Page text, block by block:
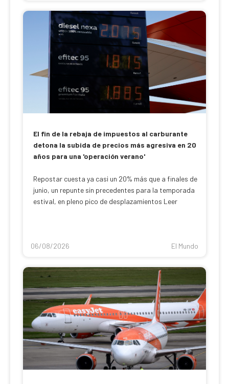
El fin de la rebaja de impuestos al carburante
detona la subida de precios más agresiva en 20
años para una 'operación verano'
Repostar cuesta ya casi un 20% más que a finales de
junio, un repunte sin precedentes para la temporada
estival, en pleno pico de desplazamientos Leer
06/08/2026 El Mundo